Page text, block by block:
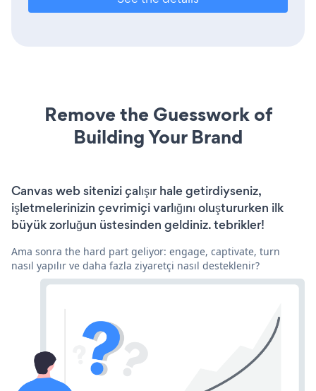
Remove the Guesswork of
Building Your Brand
Canvas web sitenizi çalışır hale getirdiyseniz,
işletmelerinizin çevrimiçi varlığını oluştururken ilk
büyük zorluğun üstesinden geldiniz. tebrikler!
Ama sonra the hard part geliyor: engage, captivate, turn
nasıl yapılır ve daha fazla ziyaretçi nasıl desteklenir?